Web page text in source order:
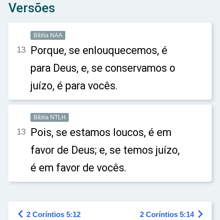
Versões
Bíblia NAA
13 Porque, se enlouquecemos, é
para Deus, e, se conservamos o
juízo, é para vocês.
Bíblia NTLH
13 Pois, se estamos loucos, é em
favor de Deus; e, se temos juízo,
é em favor de vocês.
 2 Coríntios 5:12 2 Coríntios 5:14 